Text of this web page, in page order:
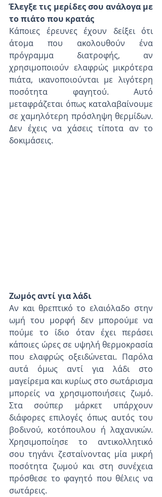
Έλεγξε τις μερίδες σου ανάλογα με
το πιάτο που κρατάς
Κάποιες έρευνες έχουν δείξει ότι
άτομα που ακολουθούν ένα
πρόγραμμα διατροφής, αν
χρησιμοποιούν ελαφρώς μικρότερα
πιάτα, ικανοποιούνται με λιγότερη
ποσότητα φαγητού. Αυτό
μεταφράζεται όπως καταλαβαίνουμε
σε χαμηλότερη πρόσληψη θερμίδων.
Δεν έχεις να χάσεις τίποτα αν το
δοκιμάσεις.
Ζωμός αντί για λάδι
Αν και θρεπτικό το ελαιόλαδο στην
ωμή του μορφή δεν μπορούμε να
πούμε το ίδιο όταν έχει περάσει
κάποιες ώρες σε υψηλή θερμοκρασία
που ελαφρώς οξειδώνεται. Παρόλα
αυτά όμως αντί για λάδι στο
μαγείρεμα και κυρίως στο σωτάρισμα
μπορείς να χρησιμοποιήσεις ζωμό.
Στα σούπερ μάρκετ υπάρχουν
διάφορες επιλογές όπως αυτός του
βοδινού, κοτόπουλου ή λαχανικών.
Χρησιμοποίησε το αντικολλητικό
σου τηγάνι ζεσταίνοντας μία μικρή
ποσότητα ζωμού και στη συνέχεια
πρόσθεσε το φαγητό που θέλεις να
σωτάρεις.